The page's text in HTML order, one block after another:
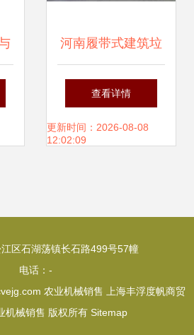
河南履带式建筑垃
圾成套处理设备销
售优选企业 助力绿
查看详情
更新时间：2026-08-08
12:02:09
区石湖荡镇长石路499号57幢
电话：-
农业机械销售
上海丰浮度帆商贸
机械销售 版权所有 Sitemap